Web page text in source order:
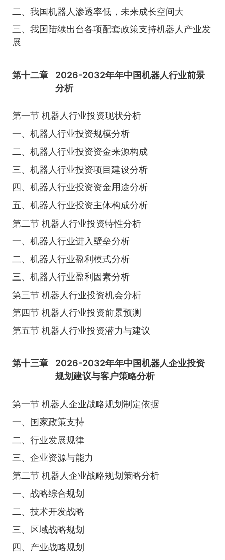
二、我国机器人渗透率低，未来成长空间大
三、我国陆续出台各项配套政策支持机器人产业发
展
第十二章
2026-2032年年中国机器人行业前景
分析
第一节 机器人行业投资现状分析
一、机器人行业投资规模分析
二、机器人行业投资资金来源构成
三、机器人行业投资项目建设分析
四、机器人行业投资资金用途分析
五、机器人行业投资主体构成分析
第二节 机器人行业投资特性分析
一、机器人行业进入壁垒分析
二、机器人行业盈利模式分析
三、机器人行业盈利因素分析
第三节 机器人行业投资机会分析
第四节 机器人行业投资前景预测
第五节 机器人行业投资潜力与建议
第十三章
2026-2032年年中国机器人企业投资
规划建议与客户策略分析
第一节 机器人企业战略规划制定依据
一、国家政策支持
二、行业发展规律
三、企业资源与能力
第二节 机器人企业战略规划策略分析
一、战略综合规划
二、技术开发战略
三、区域战略规划
四、产业战略规划